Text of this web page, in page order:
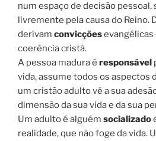
num espaço de decisão
livremente pela causa do Reino.
derivam convicçõesevangélicas
coerência cristã.
A pessoa madura é responsável
vida, assume todos os aspectos
um cristão adulto vê a sua
dimensão da sua vida e da sua
Um adulto é alguém socializado
realidade, que não foge da vida.